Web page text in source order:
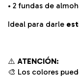
• 2 fundas de
Ideal para darle
⚠️ ATENCIÓN:
🎨 Los colores